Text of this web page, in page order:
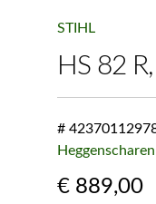
STIHL
HS 82
#
€889,00